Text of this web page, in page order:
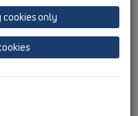
Надставные
only